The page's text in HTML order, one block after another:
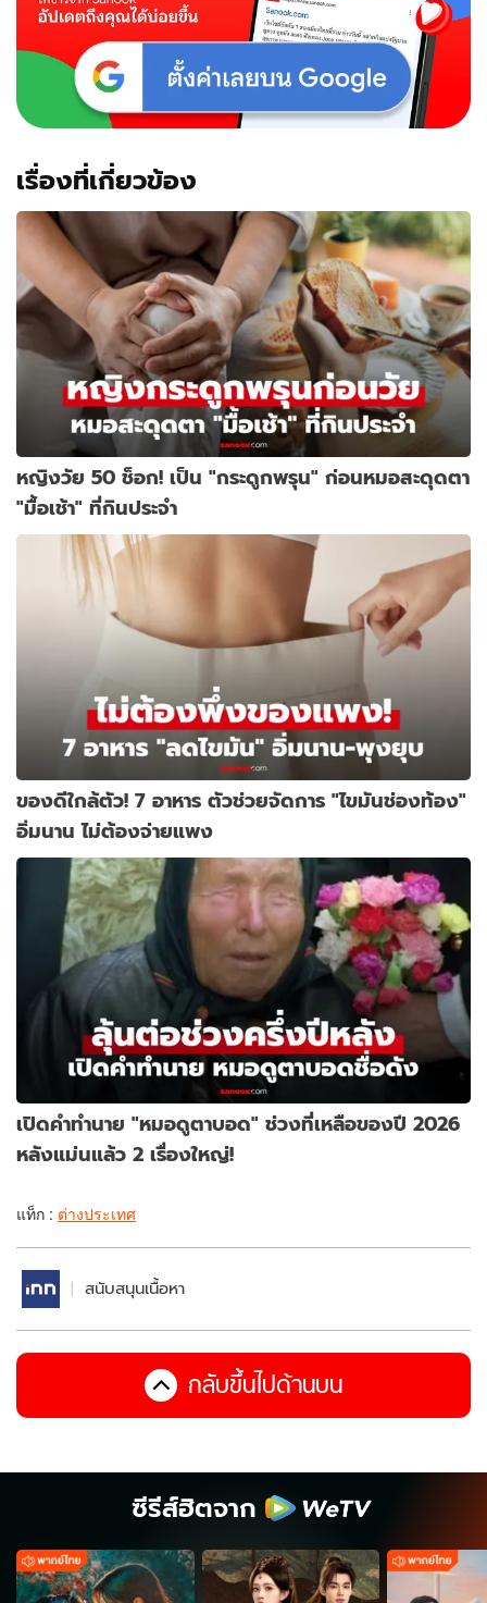
เรื่องที่เกี่ยวข้อง
หญิงวัย 50 ช็อก! เป็น "กระดูกพรุน" ก่อนหมอสะดุดตา
"มื้อเช้า" ที่กินประจำ
ของดีใกล้ตัว! 7 อาหาร ตัวช่วยจัดการ "ไขมันช่องท้อง"
อิ่มนาน ไม่ต้องจ่ายแพง
เปิดคำทำนาย "หมอดูตาบอด" ช่วงที่เหลือของปี 2026
หลังแม่นแล้ว 2 เรื่องใหญ่!
แท็ก : ต่างประเทศ
สนับสนุนเนื้อหา
กลับขึ้นไปด้านบน
ซีรีส์ฮิตจาก